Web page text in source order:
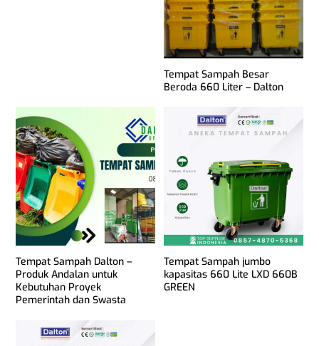
Tempat Sampah Besar
Beroda 660 Liter – Dalton
Tempat Sampah Dalton –
Produk Andalan untuk
Kebutuhan Proyek
Pemerintah dan Swasta
Tempat Sampah jumbo
kapasitas 660 Lite LXD 660B
GREEN